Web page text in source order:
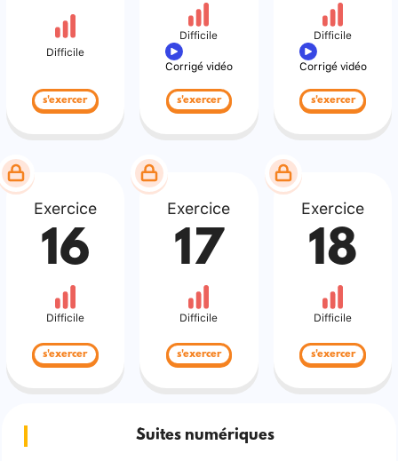
Difficile
s'exercer
Difficile
Corrigé vidéo
s'exercer
Difficile
Corrigé vidéo
s'exercer
Exercice
16
Difficile
s'exercer
Exercice
17
Difficile
s'exercer
Exercice
18
Difficile
s'exercer
Suites numériques